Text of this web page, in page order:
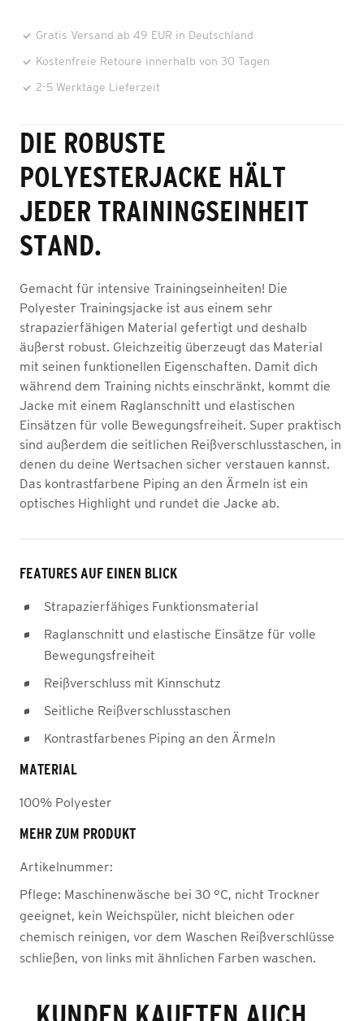
Gratis Versand ab 49 EUR in Deutschland
Kostenfreie Retoure innerhalb von 30 Tagen
2-5 Werktage Lieferzeit
DIE ROBUSTE
POLYESTERJACKE HÄLT
JEDER TRAININGSEINHEIT
STAND.
Gemacht für intensive Trainingseinheiten! Die
Polyester Trainingsjacke ist aus einem sehr
strapazierfähigen Material gefertigt und deshalb
äußerst robust. Gleichzeitig überzeugt das Material
mit seinen funktionellen Eigenschaften. Damit dich
während dem Training nichts einschränkt, kommt die
Jacke mit einem Raglanschnitt und elastischen
Einsätzen für volle Bewegungsfreiheit. Super praktisch
sind außerdem die seitlichen Reißverschlusstaschen, in
denen du deine Wertsachen sicher verstauen kannst.
Das kontrastfarbene Piping an den Ärmeln ist ein
optisches Highlight und rundet die Jacke ab.
FEATURES AUF EINEN BLICK
Strapazierfähiges Funktionsmaterial
Raglanschnitt und elastische Einsätze für volle
Bewegungsfreiheit
Reißverschluss mit Kinnschutz
Seitliche Reißverschlusstaschen
Kontrastfarbenes Piping an den Ärmeln
MATERIAL
100% Polyester
MEHR ZUM PRODUKT
Artikelnummer:
Pflege: Maschinenwäsche bei 30 °C, nicht Trockner
geeignet, kein Weichspüler, nicht bleichen oder
chemisch reinigen, vor dem Waschen Reißverschlüsse
schließen, von links mit ähnlichen Farben waschen.
KUNDEN KAUFTEN AUCH